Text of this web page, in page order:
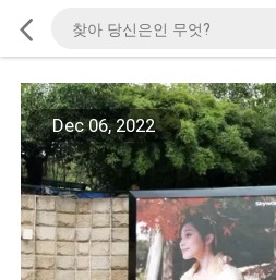
Dec 06, 2022